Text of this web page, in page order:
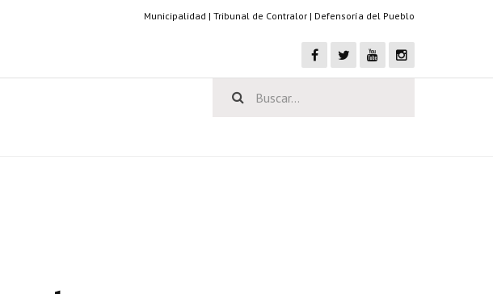
Municipalidad | Tribunal de Contralor | Defensoría del Pueblo